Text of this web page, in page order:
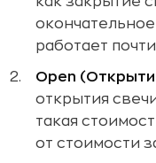
работает
Open
открытия
такая
от стоимости